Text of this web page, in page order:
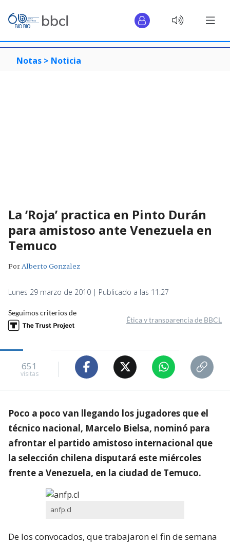
Notas > Noticia
La ‘Roja’ practica en Pinto Durán
para amistoso ante Venezuela en
Temuco
PorAlberto Gonzalez
Lunes 29 marzo de 2010 | Publicado a las 11:27
Seguimos criterios de
Ética y transparencia de BBCL
651
visitas
Poco a poco van llegando los jugadores que el
técnico nacional, Marcelo Bielsa, nominó para
afrontar el partido amistoso internacional que
la selección chilena disputará este miércoles
frente a Venezuela, en la ciudad de Temuco.
anfp.cl
De los convocados, que trabajaron el fin de semana